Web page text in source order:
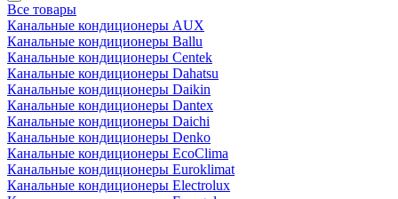
Все товары
Канальные кондиционеры AUX
Канальные кондиционеры Ballu
Канальные кондиционеры Centek
Канальные кондиционеры Dahatsu
Канальные кондиционеры Daikin
Канальные кондиционеры Dantex
Канальные кондиционеры Daichi
Канальные кондиционеры Denko
Канальные кондиционеры EcoClima
Канальные кондиционеры Euroklimat
Канальные кондиционеры Electrolux